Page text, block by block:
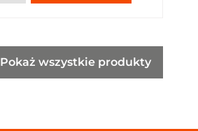
Pokaż wszystkie produkty